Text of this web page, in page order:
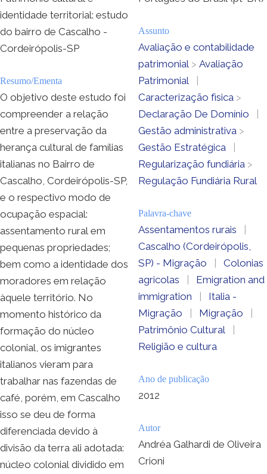
identidade territorial: estudo
do bairro de Cascalho -
Cordeirópolis-SP
Resumo/Ementa
O objetivo deste estudo foi
compreender a relação
entre a preservação da
herança cultural de famílias
italianas no Bairro de
Cascalho, Cordeirópolis-SP,
e o respectivo modo de
ocupação espacial:
assentamento rural em
pequenas propriedades;
bem como a identidade dos
moradores em relação
àquele território. No
momento histórico da
formação do núcleo
colonial, os imigrantes
italianos vieram para
trabalhar nas fazendas de
café, porém, em Cascalho
isso se deu de forma
diferenciada devido à
divisão da terra ali adotada:
núcleo colonial dividido em
Assunto
Avaliação e contabilidade
patrimonial > Avaliação
Patrimonial
|
Caracterização fìsica >
Declaração De Domínio
|
Gestão administrativa >
Gestão Estratégica
|
Regularização fundiária >
Regulação Fundiária Rural
Palavra-chave
Assentamentos rurais
|
Cascalho (Cordeirópolis,
SP) - Migração
|
Colonias
agricolas
|
Emigration and
immigration
|
Italia -
Migração
| Migração
|
Patrimônio Cultural
|
Religião e cultura
Ano de publicação
2012
Autor
Andréa Galhardi de Oliveira
Crioni